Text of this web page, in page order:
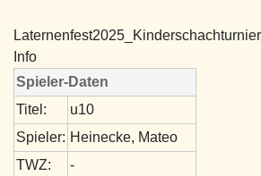
Info
Spieler-Daten
Titel:
u10
Spieler: Heinecke, Mateo
TWZ:
-